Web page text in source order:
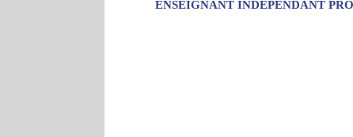
ENSEIGNANT INDÉPENDANT